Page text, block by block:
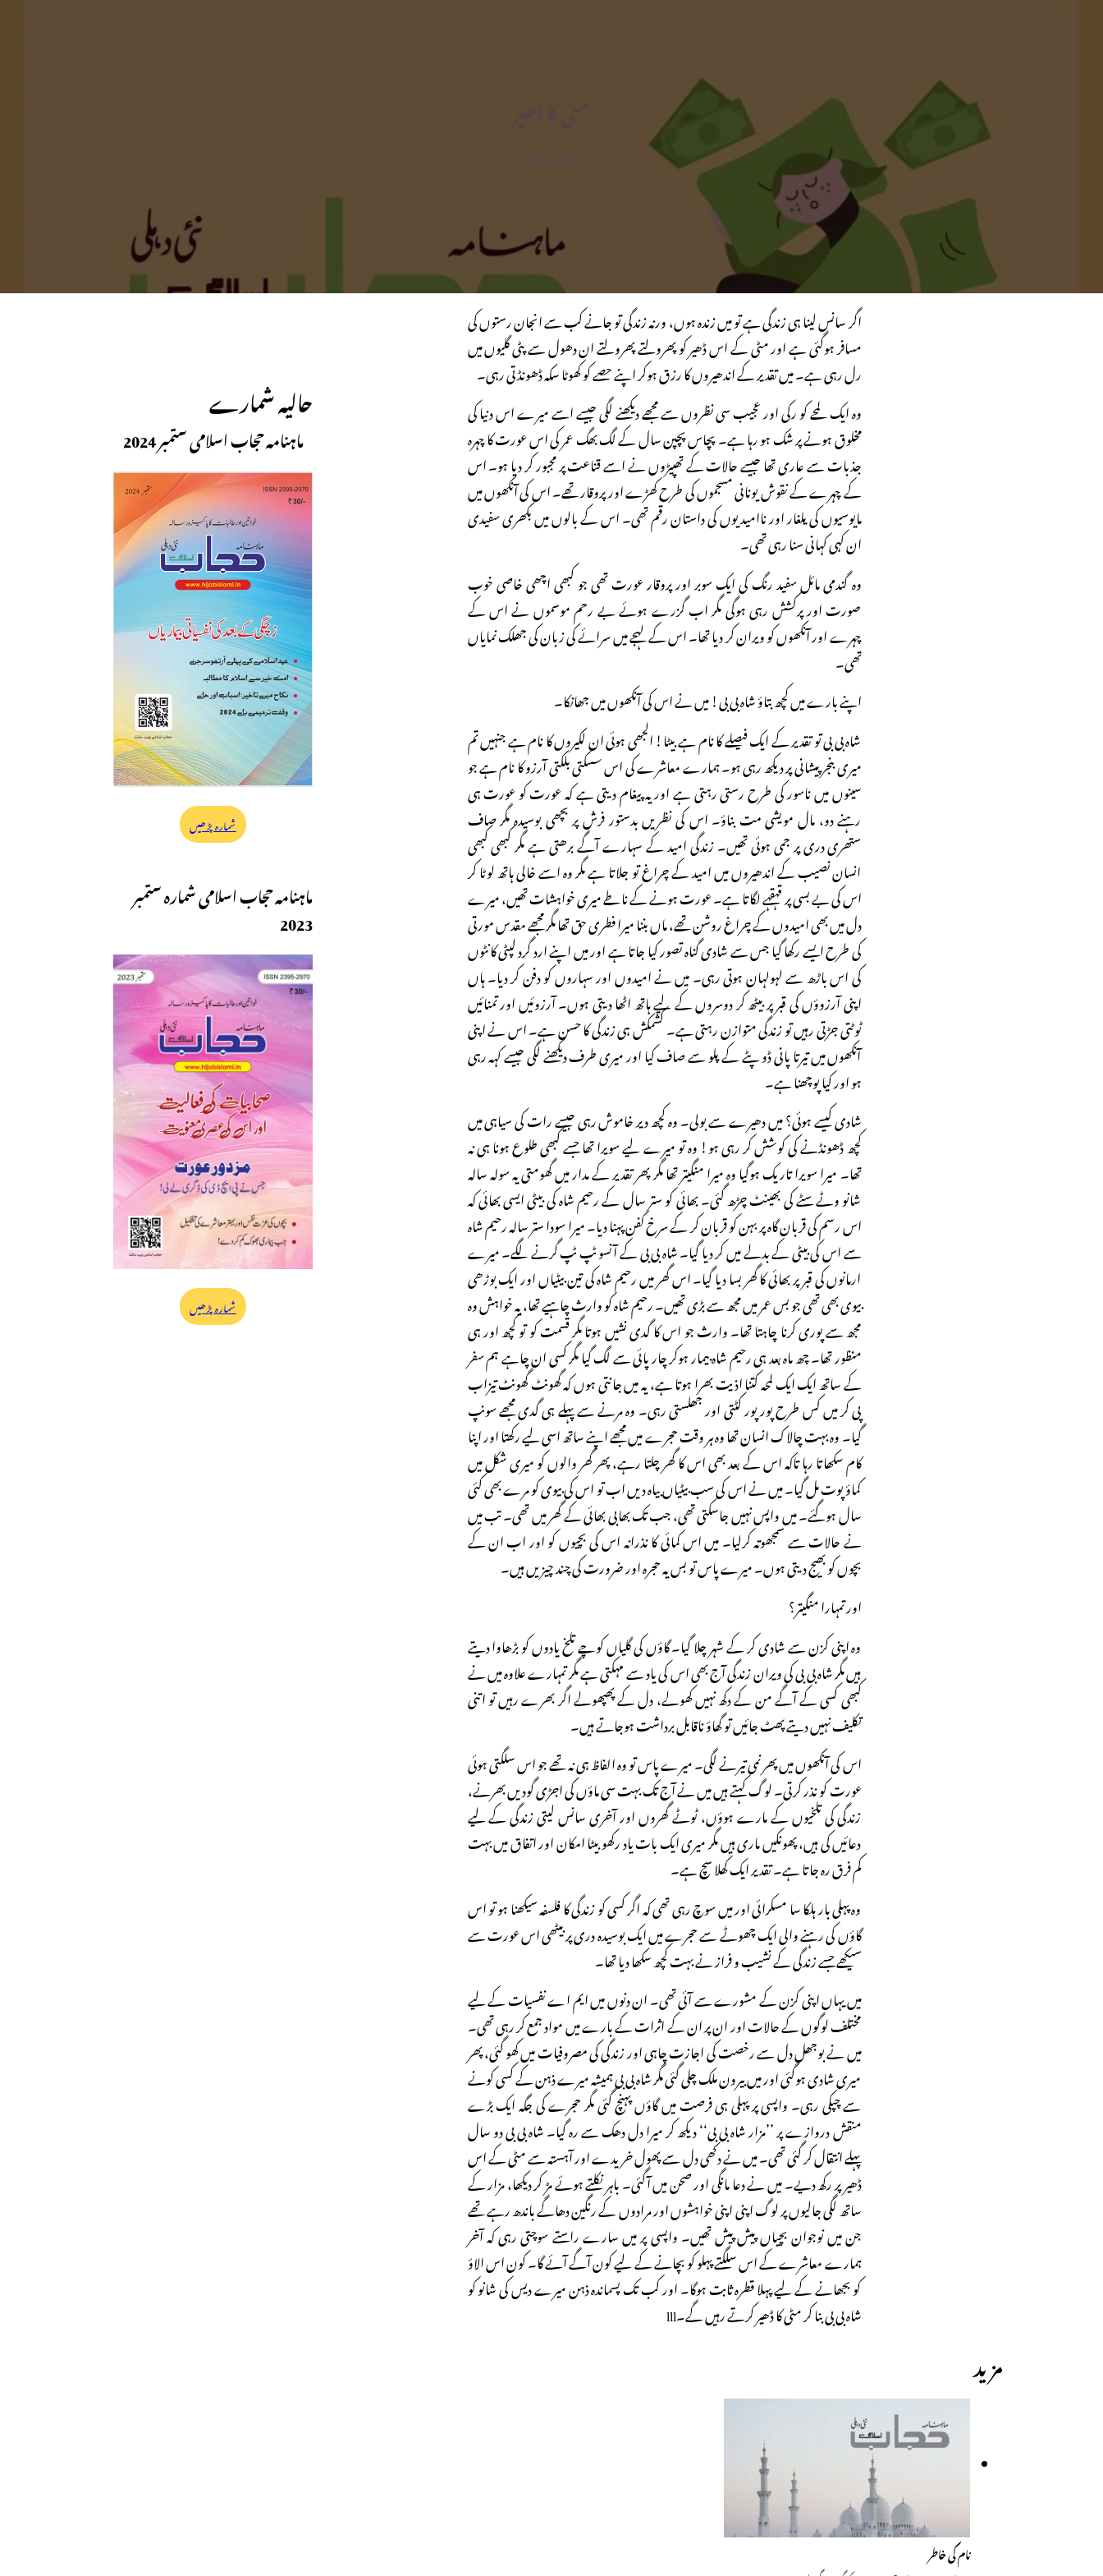
شمشاد اختر
اگر سانس لینا ہی زندگی ہے تو میں زندہ ہوں، ورنہ زندگی تو جانے کب سے انجان رستوں کی
مسافر ہوگئی ہے اور مٹی کے اس ڈھیر کو پھرولتے پھرولتے ان دھول سے پٹی گلیوں میں
رل رہی ہے۔ میں تقدیر کے اندھیروں کا رزق ہوکر اپنے حصے کو کھوٹا سکہ ڈھونڈتی رہی۔
وہ ایک لمحے کو رکی اور عجیب سی نظروں سے مجھے دیکھنے لگی جیسے اسے میرے اس دنیا کی
مخلوق ہونے پر شک ہو رہا ہے۔ پچاس پچپن سال کے لگ بھگ عمر کی اس عورت کا چہرہ
جذبات سے عاری تھا جیسے حالات کے تھپیڑوں نے اسے قناعت پر مجبور کر دیا ہو۔ اس
کے چہرے کے نقوش یونانی مسجموں کی طرح کھڑے اور پروقار تھے۔ اس کی آنکھوں میں
مایوسیوں کی یلغار اور ناامیدیوں کی داستان رقم تھی۔ اس کے بالوں میں بکھری سفیدی
ان کہی کہانی سنا رہی تھی۔
وہ گندمی مائل سفید رنگ کی ایک سوبر اور پروقار عورت تھی جو کبھی اچھی خاصی خوب
صورت اور پرکشش رہی ہوگی مگر اب گزرے ہوئے بے رحم موسموں نے اس کے
چہرے اور آنکھوں کو ویران کر دیا تھا۔ اس کے لہجے میں سرائے کی زبان کی جھلک نمایاں
تھی۔
اپنے بارے میں کچھ بتاؤ شاہ بی بی! میں نے اس کی آنکھوں میں جھانکا۔
شاہ بی بی تو تقدیر کے ایک فیصلے کا نام ہے بیٹا! الجھی ہوئی ان لکیروں کا نام ہے جنہیں تم
میری بنجر پیشانی پر دیکھ رہی ہو۔ ہمارے معاشرے کی اس سسکتی بلکتی آرزو کا نام ہے جو
سینوں میں ناسور کی طرح رستی رہتی ہے اور یہ پیغام دیتی ہے کہ عورت کو عورت ہی
رہنے دو، مال مویشی مت بناؤ۔ اس کی نظریں بدستور فرش پر بچھی بوسیدہ مگر صاف
ستھری دری پر جمی ہوئی تھیں۔ زندگی امید کے سہارے آگے برھتی ہے مگر کبھی کبھی
انسان نصیب کے اندھیروں میں امید کے چراغ تو جلاتا ہے مگر وہ اسے خالی ہاتھ لوٹا کر
اس کی بے بسی پر قہقہے لگاتا ہے۔ عورت ہونے کے ناطے میری خواہشات تھیں، میرے
دل میں بھی امیدوں کے چراغ روشن تھے، ماں بننا میرا فطری حق تھا مگر مجھے مقدس مورتی
کی طرح ایسے رکھا گیا جس سے شادی گناہ تصور کیا جاتا ہے اور میں اپنے ارد گرد لپٹی کانٹوں
کی اس باڑھ سے لہولہان ہوتی رہی۔ میں نے امیدوں اور سہاروں کو دفن کر دیا۔ ہاں
اپنی آرزوؤں کی قبر پر بیٹھ کر دوسروں کے لیے ہاتھ اٹھا دیتی ہوں۔ آرزوئیں اور تمنائیں
ٹوٹتی جڑتی رہیں تو زندگی متوازن رہتی ہے۔ کشمکش ہی زندگی کا حسن ہے۔ اس نے اپنی
آنکھوں میں تیرتا پانی ڈو پٹے کے پلو سے صاف کیا اور میری طرف دیکھنے لگی جیسے کہہ رہی
ہو اور کیا پوچھنا ہے۔
شادی کیسے ہوئی؟ میں دھیرے سے بولی۔ وہ کچھ دیر خاموش رہی جیسے رات کی سیاہی میں
کچھ ڈھونڈنے کی کوشش کر رہی ہو! وہ تو میرے لیے سویرا تھا جسے کبھی طلوع ہونا ہی نہ
تھا۔ میرا سویرا تاریک ہوگیا وہ میرا منگیتر تھا مگر پھر تقدیر کے مدار میں گھومتی یہ سولہ سالہ
شانو وٹے سٹے کی بھینٹ چڑھ گئی۔ بھائی کو ستر سال کے رحیم شاہ کی بیٹی ایسی بھائی کہ
اس رسم کی قربان گاہ پر بہن کو قربان کر کے سرخ کفن پہنا دیا۔ میرا سودا ستر سالہ رحیم شاہ
سے اس کی بیٹی کے بدلے میں کر دیا گیا۔ شاہ بی بی کے آنسو ٹپ ٹپ گرنے لگے۔ میرے
ارمانوں کی قبر پر بھائی کا گھر بسا دیا گیا۔ اس گھر میں رحیم شاہ کی تین بیٹیاں اور ایک بوڑھی
بیوی بھی تھی جو بس عمر میں مجھ سے بڑی تھیں۔ رحیم شاہ کو وارث چاہیے تھا، یہ خواہش وہ
مجھ سے پوری کرنا چاہتا تھا۔ وارث جو اس کا گدی نشیں ہوتا مگر قسمت کو تو کچھ اور ہی
منظور تھا۔ چھ ماہ بعد ہی رحیم شاہ بیمار ہوکر چار پائی سے لگ گیا مگر کسی ان چاہے ہم سفر
کے ساتھ ایک ایک لمحہ کتنا اذیت بھرا ہوتا ہے، یہ میں جانتی ہوں کہ گھونٹ گھونٹ تیزاب
پی کر میں کس طرح پور پور کٹتی اور جھلستی رہی۔ وہ مرنے سے پہلے ہی گدی مجھے سونپ
گیا۔ وہ بہت چالاک انسان تھا وہ ہر وقت حجرے میں مجھے اپنے ساتھ اسی لیے رکھتا اور اپنا
کام سکھاتا رہا تاکہ اس کے بعد بھی اس کا گھر چلتا رہے، پھر گھر والوں کو میری شکل میں
کماؤ پوت مل گیا۔ میں نے اس کی سب بیٹیاں بیاہ دیں اب تو اس کی بیوی کو مرے بھی کئی
سال ہوگئے۔ میں واپس نہیں جاسکتی تھی، جب تک بھابی بھائی کے گھر میں تھی۔ تب میں
نے حالات سے سمجھوتہ کرلیا۔ میں اس کمائی کا نذرانہ اس کی بچیوں کو اور اب ان کے
بچوں کو بھیج دیتی ہوں۔ میرے پاس تو بس یہ حجرہ اور ضرورت کی چند چیزیں ہیں۔
اور تمہارا منگیتر؟
وہ اپنی کزن سے شادی کر کے شہر چلا گیا۔ گاؤں کی گلیاں کوچے تلخ یادوں کو بڑھاوا دیتے
ہیں مگر شاہ بی بی کی ویران زندگی آج بھی اس کی یاد سے مہکتی ہے مگر تمہارے علاوہ میں نے
کبھی کسی کے آگے من کے دکھ نہیں کھولے، دل کے پھپھولے اگر بھرے رہیں تو اتنی
تکلیف نہیں دیتے پھٹ جائیں تو گھاؤ ناقابل برداشت ہوجاتے ہیں۔
اس کی آنکھوں میں پھر نمی تیرنے لگی۔ میرے پاس تو وہ الفاظ ہی نہ تھے جو اس سلگتی ہوئی
عورت کو نذر کرتی۔ لوگ کہتے ہیں میں نے آج تک بہت سی ماؤں کی اجڑی گودیں بھرنے،
زندگی کی تلخیوں کے مارے ہوؤں، ٹوٹے گھروں اور آخری سانس لیتی زندگی کے لیے
دعائیں کی ہیں، پھونکیں ماری ہیں مگر میری ایک بات یاد رکھو بیٹا امکان اور اتفاق میں بہت
کم فرق رہ جاتا ہے۔ تقدیر ایک کھلا سچ ہے۔
وہ پہلی بار ہلکا سا مسکرائی اور میں سوچ رہی تھی کہ اگر کسی کو زندگی کا فلسفہ سیکھنا ہو تو اس
گاؤں کی رہنے والی ایک چھوٹے سے حجرے میں ایک بوسیدہ دری پر بیٹھی اس عورت سے
سیکھے جسے زندگی کے نشیب و فراز نے بہت کچھ سکھا دیا تھا۔
میں یہاں اپنی کزن کے مشورے سے آئی تھی۔ ان دنوں میں ایم اے نفسیات کے لیے
مختلف لوگوں کے حالات اور ان پر ان کے اثرات کے بارے میں مواد جمع کر رہی تھی۔
میں نے بوجھل دل سے رخصت کی اجازت چاہی اور زندگی کی مصروفیات میں کھو گئی، پھر
میری شادی ہوگئی اور میں بیرون ملک چلی گئی مگر شاہ بی بی ہمیشہ میرے ذہن کے کسی کونے
سے چپکی رہی۔ واپسی پر پہلی ہی فرصت میں گاؤں پہنچ گئی مگر حجرے کی جگہ ایک بڑے
منقش دروازے پر ’’مزار شاہ بی بی‘‘ دیکھ کر میرا دل دھک سے رہ گیا۔ شاہ بی بی دو سال
پہلے انتقال کر گئی تھی۔ میں نے دکھی دل سے پھول خریدے اور آہستہ سے مٹی کے اس
ڈھیر پر رکھ دیے۔ میں نے دعا مانگی اور صحن میں آگئی۔ باہر نکلتے ہوئے مڑ کر دیکھا، مزار کے
ساتھ لگی جالیوں پر لوگ اپنی اپنی خواہشوں اور مرادوں کے رنگین دھاگے باندھ رہے تھے
جن میں نوجوان بچیاں پیش پیش تھیں۔ واپسی پر میں سارے راستے سوچتی رہی کہ آخر
ہمارے معاشرے کے اس سلگتے پہلو کو بچانے کے لیے کون آگے آئے گا۔ کون اس الاؤ
کو بجھانے کے لیے پہلا قطرہ ثابت ہوگا۔ اور کب تک پسماندہ ذہن میرے دیس کی شانو کو
شاہ بی بی بنا کر مٹی کا ڈھیر کرتے رہیں گے۔lll
مزید
نام کی خاطر
حالیہ شمارے
ماہنامہ حجاب اسلامی ستمبر 2024
شمارہ پڑھیں
ماہنامہ حجاب اسلامی شمارہ ستمبر
2023
شمارہ پڑھیں